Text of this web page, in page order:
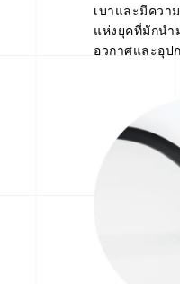
เบาและมีควา
แห่งยุคที่มักนำ
อวกาศและอุป